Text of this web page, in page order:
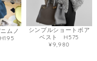
ムノ
シンプルショートボア
ベスト H575
¥9,980